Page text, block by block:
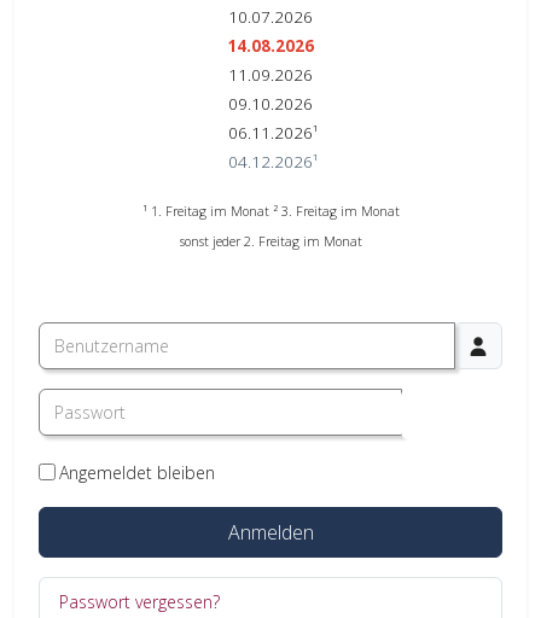
10.07.2026
14.08.2026
11.09.2026
09.10.2026
06.11.2026¹
04.12.2026¹
¹ 1. Freitag im Monat ² 3. Freitag im Monat
sonst jeder 2. Freitag im Monat
Benutzername
Passwort
Angemeldet bleiben
Anmelden
Passwort vergessen?